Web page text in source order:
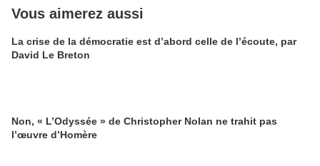
Vous aimerez aussi
La crise de la démocratie est d’abord celle de l’écoute, par
David Le Breton
Non, « L’Odyssée » de Christopher Nolan ne trahit pas
l’œuvre d’Homère